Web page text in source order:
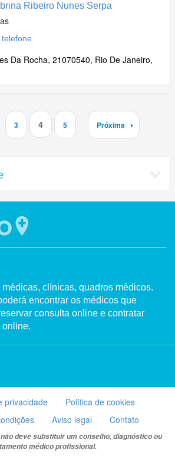
Ribeiro Nunes Serpa
telefone
Da Rocha, 21070540, Rio De Janeiro,
3 4 5 Próxima
clínicas, quadros médicos.
encontrar os médicos que
consulta online e contratar
online.
privacidade
Política de cookies
Aviso legal Contato
deve substituir um conselho, diagnóstico ou
médico profissional.